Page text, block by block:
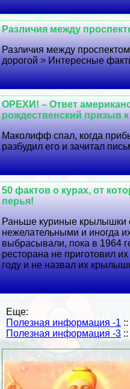
Различия между
Различия между
дорогой > Интересные
ОРЕХИ! – Ответ
рождественский призыв
Маколифф спал, когда
разбудил его и зачитал
50 фактов о курах, от
перья!
Раньше куриные крылышки
нежелательными и иногда
выбрасывали, пока в 1964
ресторана не приготовил
году и не назвал их
Еще:
Полезная информация -1 ::
Полезная информация -3 ::